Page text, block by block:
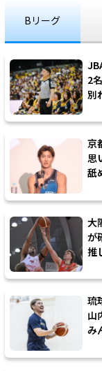
Bリーグ
2
別
京
思
舐
大
が
推
琉
山
み